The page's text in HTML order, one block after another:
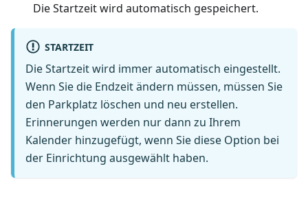
Die Startzeit wird automatisch gespeichert.
STARTZEIT
Die Startzeit wird immer automatisch eingestellt.
Wenn Sie die Endzeit ändern müssen, müssen Sie
den Parkplatz löschen und neu erstellen.
Erinnerungen werden nur dann zu Ihrem
Kalender hinzugefügt, wenn Sie diese Option bei
der Einrichtung ausgewählt haben.